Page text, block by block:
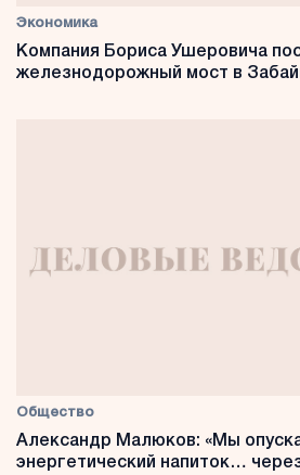
Экономика
Компания Бориса Ушеровича
железнодорожный мост в
Общество
Александр Малюков: «Мы
энергетический напиток…